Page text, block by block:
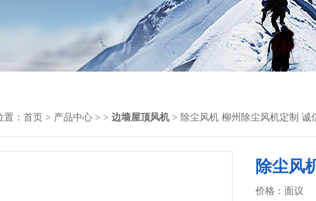
： 首页 > 产品中心 > > 边墙屋顶风机> 除尘风机 柳州除尘风机定制 诚
除尘风
价格：面议